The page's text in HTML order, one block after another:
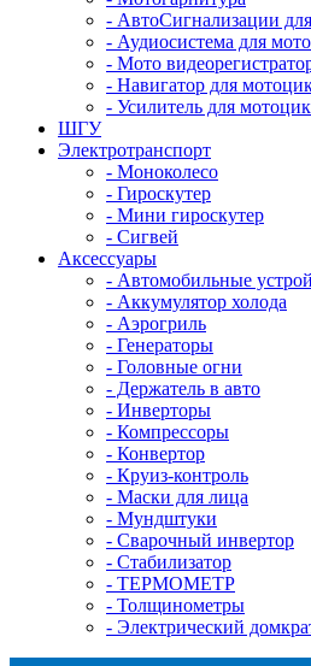
- АвтоСигнализации
- Аудиосистема для
- Мото
- Навигатор для
- Усилитель для
ШГУ
Электротранспорт
- Mоноколесо
- Гироскутер
- Мини гироскутер
- Сигвей
Аксессуары
- Автомобильные
- Аккумулятор холода
- Аэрогриль
- Генераторы
- Головные огни
- Держатель в авто
- Инверторы
- Компрессоры
- Конвертор
- Круиз-контроль
- Маски для лица
- Мундштуки
- Сварочный инвертор
- Стабилизатор
- ТЕРМОМЕТР
- Толщинометры
- Электрический